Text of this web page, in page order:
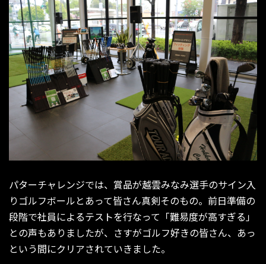
パターチャレンジでは、賞品が越雲みなみ選手のサイン入
りゴルフボールとあって皆さん真剣そのもの。前日準備の
段階で社員によるテストを行なって「難易度が高すぎる」
との声もありましたが、さすがゴルフ好きの皆さん、あっ
という間にクリアされていきました。